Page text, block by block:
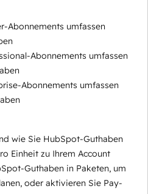
Abonnements umfassen
Abonnements umfassen
Abonnements umfassen
wie Sie HubSpot-Guthaben
Einheit zu Ihrem Account
Guthaben in Paketen, um
oder aktivieren Sie Pay-